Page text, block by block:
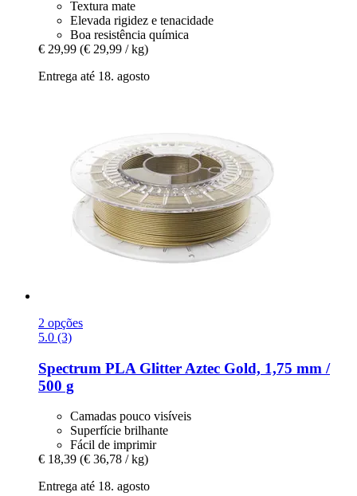
Textura mate
Elevada rigidez e tenacidade
Boa resistência química
€ 29,99 (€ 29,99 / kg)
Entrega até 18. agosto
2 opções
5.0 (3)
Spectrum PLA Glitter Aztec Gold, 1,75 mm /
500 g
Camadas pouco visíveis
Superfície brilhante
Fácil de imprimir
€ 18,39 (€ 36,78 / kg)
Entrega até 18. agosto